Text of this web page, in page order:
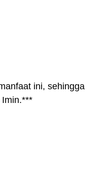
ini, sehingga
Imin.***